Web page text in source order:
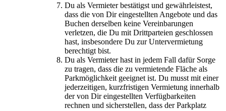
Du als Vermieter bestätigst und gewährleistest,
dass die von Dir eingestellten Angebote und das
Buchen derselben keine Vereinbarungen
verletzen, die Du mit Drittparteien geschlossen
hast, insbesondere Du zur Untervermietung
berechtigt bist.
Du als Vermieter hast in jedem Fall dafür Sorge
zu tragen, dass die zu vermietende Fläche als
Parkmöglichkeit geeignet ist. Du musst mit einer
jederzeitigen, kurzfristigen Vermietung innerhalb
der von Dir eingestellten Verfügbarkeiten
rechnen und sicherstellen, dass der Parkplatz